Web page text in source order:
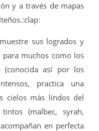
y a través de mapas
sus logrados y
para muchos como los
(conocida así por los
practica una
cielos más lindos del
(malbec, syrah,
en perfecta